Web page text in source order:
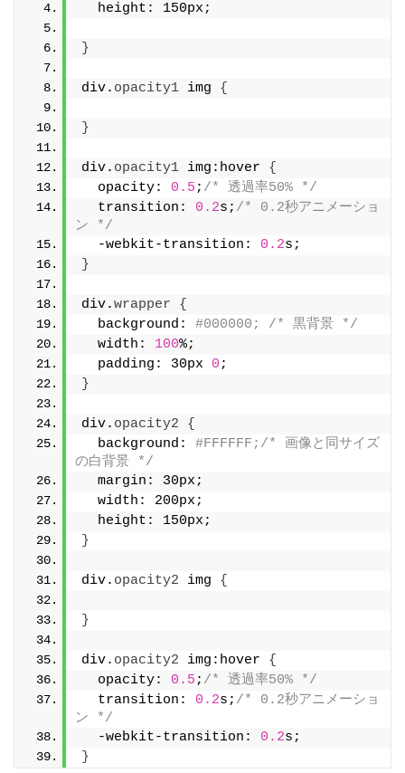
  height: 150px;
}
div. opacity1 img {
}
div. opacity1 img:hover {
  opacity:
0.5 ; /* 透過率50% */
  transition:
0.2s; /* 0.2秒アニメーショ
ン */
  -webkit-transition:
0.2s;
}
div.wrapper
{
  background:
#000000; /* 黒背景 */
  width:
100%;
  padding: 30px
0 ;
}
div. opacity2
{
  background:
#FFFFFF;/* 画像と同サイズ
の白背景 */
  margin: 30px;
  width: 200px;
  height: 150px;
}
div. opacity2 img {
}
div. opacity2 img:hover {
  opacity:
0.5 ; /* 透過率50% */
  transition:
0.2s; /* 0.2秒アニメーショ
ン */
  -webkit-transition:
0.2s;
}